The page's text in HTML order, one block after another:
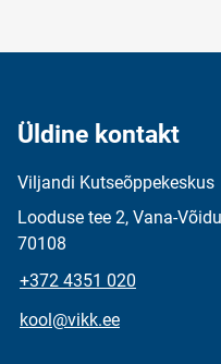
Üldine kontakt
Viljandi Kutseõppekeskus
Looduse tee 2, Vana-
70108
+372 4351 020
kool@vikk.ee